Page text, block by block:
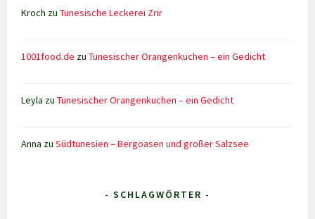
Kroch zuTunesische Leckerei Zrir
1001food.de zuTunesischer Orangenkuchen – ein Gedicht
Leyla zuTunesischer Orangenkuchen – ein Gedicht
Anna zuSüdtunesien – Bergoasen und großer Salzsee
- SCHLAGWÖRTER -